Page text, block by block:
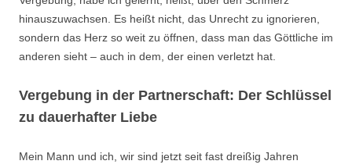
hinauszuwachsen. Es heißt nicht, das Unrecht zu ignorieren,
sondern das Herz so weit zu öffnen, dass man das Göttliche im
anderen sieht – auch in dem, der einen verletzt hat.
Vergebung in der Partnerschaft: Der Schlüssel
zu dauerhafter Liebe
Mein Mann und ich, wir sind jetzt seit fast dreißig Jahren